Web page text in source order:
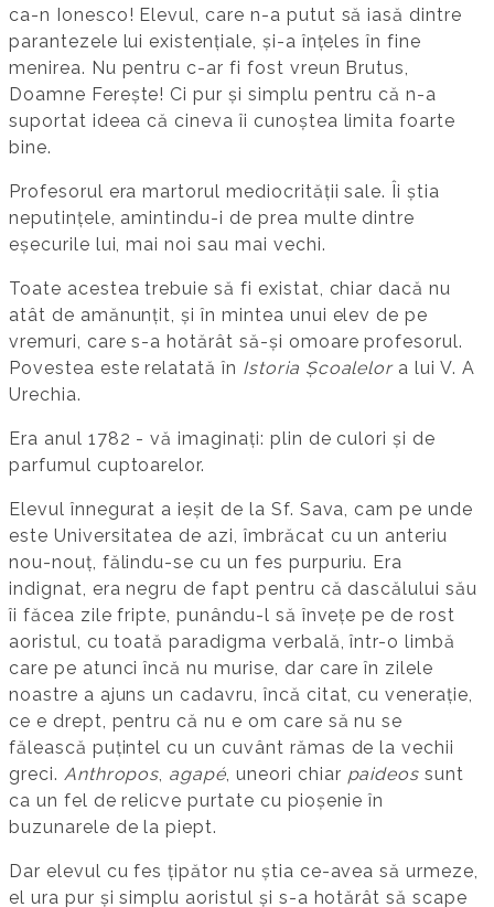
ca-n Ionesco! Elevul, care n-a putut să iasă dintre
parantezele lui existențiale, și-a înțeles în fine
menirea. Nu pentru c-ar fi fost vreun Brutus,
Doamne Ferește! Ci pur și simplu pentru că n-a
suportat ideea că cineva îi cunoștea limita foarte
bine.
Profesorul era martorul mediocrității sale. Îi știa
neputințele, amintindu-i de prea multe dintre
eșecurile lui, mai noi sau mai vechi.
Toate acestea trebuie să fi existat, chiar dacă nu
atât de amănunțit, și în mintea unui elev de pe
vremuri, care s-a hotărât să-și omoare profesorul.
Povestea este relatată în Istoria Școalelora lui V. A
Urechia.
Era anul 1782 - vă imaginați: plin de culori și de
parfumul cuptoarelor.
Elevul înnegurat a ieșit de la Sf. Sava, cam pe unde
este Universitatea de azi, îmbrăcat cu un anteriu
nou-nouț, fălindu-se cu un fes purpuriu. Era
indignat, era negru de fapt pentru că dascălului său
îi făcea zile fripte, punându-l să învețe pe de rost
aoristul, cu toată paradigma verbală, într-o limbă
care pe atunci încă nu murise, dar care în zilele
noastre a ajuns un cadavru, încă citat, cu venerație,
ce e drept, pentru că nu e om care să nu se
fălească puțintel cu un cuvânt rămas de la vechii
greci. Anthropos agapé , uneori chiar paideos sunt
ca un fel de relicve purtate cu pioșenie în
buzunarele de la piept.
Dar elevul cu fes țipător nu știa ce-avea să urmeze,
el ura pur și simplu aoristul și s-a hotărât să scape